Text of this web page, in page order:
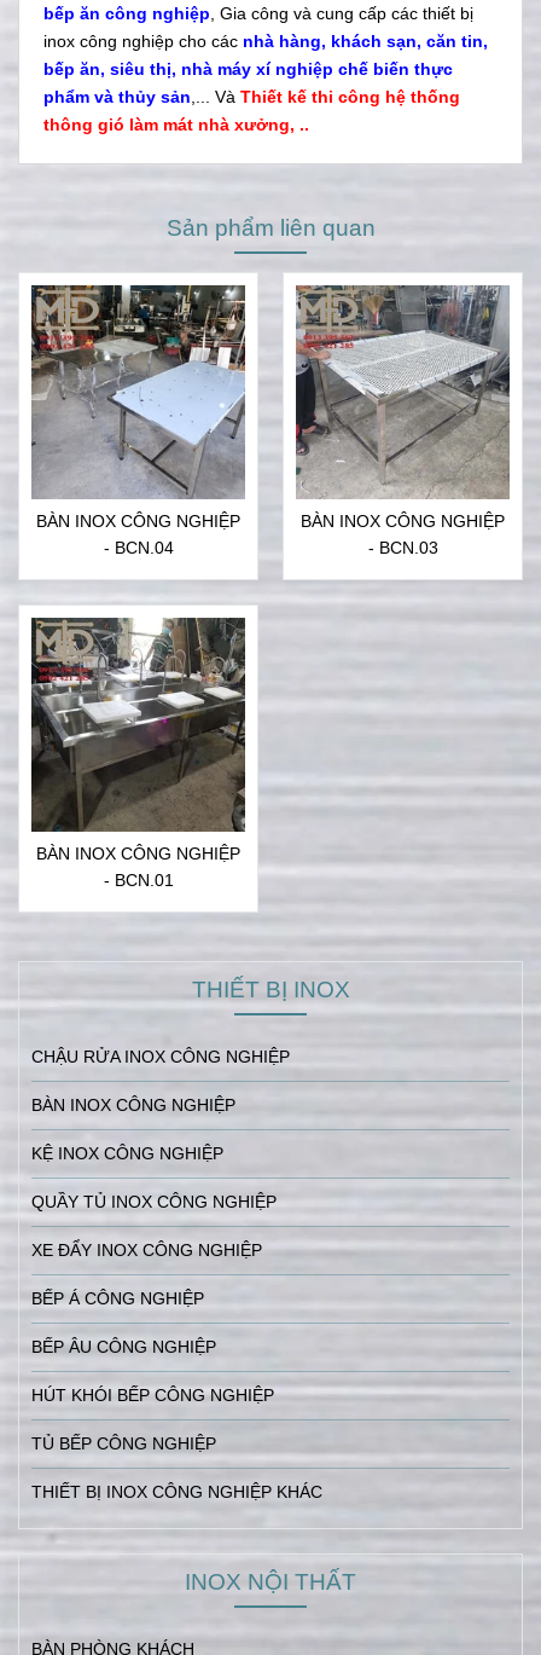
bếp ăn công nghiệp , Gia công và cung cấp các thiết bị
inox công nghiệp cho các nhà hàng, khách sạn, căn tin,
bếp ăn, siêu thị, nhà máy xí nghiệp chế biến thực
phẩm và thủy sản ,... Và Thiết kế thi công hệ thống
thông gió làm mát nhà xưởng, ..
Sản phẩm liên quan
BÀN INOX CÔNG NGHIỆP
- BCN.04
BÀN INOX CÔNG NGHIỆP
- BCN.03
BÀN INOX CÔNG NGHIỆP
- BCN.01
THIẾT BỊ INOX
CHẬU RỬA INOX CÔNG NGHIỆP
BÀN INOX CÔNG NGHIỆP
KỆ INOX CÔNG NGHIỆP
QUẦY TỦ INOX CÔNG NGHIỆP
XE ĐẨY INOX CÔNG NGHIỆP
BẾP Á CÔNG NGHIỆP
BẾP ÂU CÔNG NGHIỆP
HÚT KHÓI BẾP CÔNG NGHIỆP
TỦ BẾP CÔNG NGHIỆP
THIẾT BỊ INOX CÔNG NGHIỆP KHÁC
INOX NỘI THẤT
BÀN PHÒNG KHÁCH